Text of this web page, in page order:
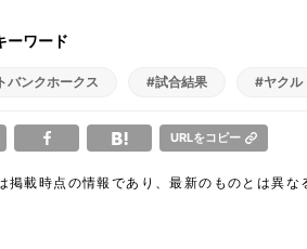
ーワード
バンクホークス #試合結果 #ヤクル
URLをコピー
掲載時点の情報であり、最新のものとは異な